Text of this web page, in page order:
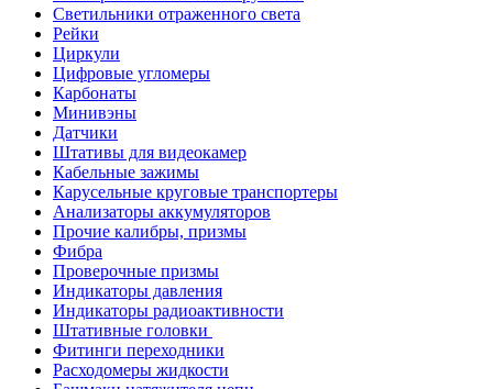
Светильники отраженного света
Рейки
Циркули
Цифровые угломеры
Карбонаты
Минивэны
Датчики
Штативы для видеокамер
Кабельные зажимы
Карусельные круговые транспортеры
Анализаторы аккумуляторов
Прочие калибры, призмы
Фибра
Проверочные призмы
Индикаторы давления
Индикаторы радиоактивности
Штативные головки
Фитинги переходники
Расходомеры жидкости